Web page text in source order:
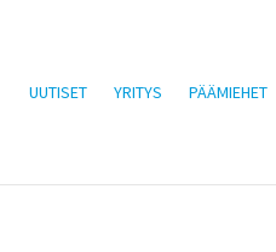
UUTISET YRITYS PÄÄMIEHET